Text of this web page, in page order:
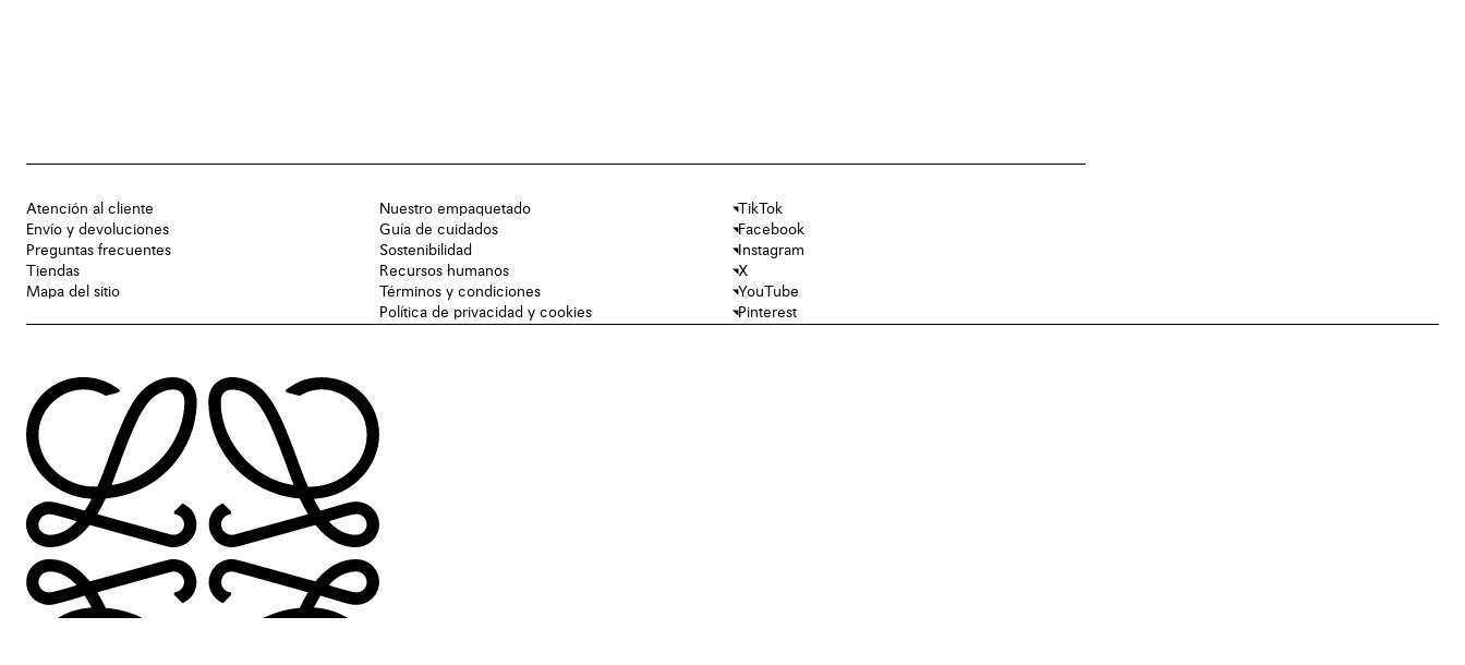
Atención al cliente
Envío y devoluciones
Preguntas frecuentes
Tiendas
Mapa del sitio
Nuestro empaquetado
Guía de cuidados
Sostenibilidad
Recursos humanos
Términos y condiciones
Política de privacidad y cookies
TikTok
Facebook
Instagram
X
YouTube
Pinterest